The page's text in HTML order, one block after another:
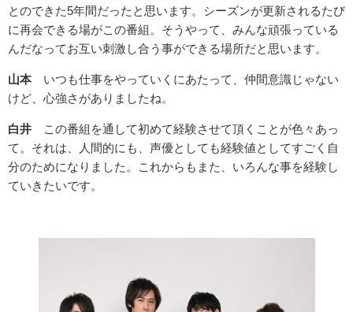
とのできた5年間だったと思います。シーズンが更新されるたび
に再会できる場がこの番組。そうやって、みんな頑張っている
んだなってお互い刺激し合う事ができる場所だと思います。
山本いつも仕事をやっていくにあたって、仲間意識じゃない
けど、心強さがありましたね。
白井 この番組を通して初めて経験させて頂くことが色々あっ
て。それは、人間的にも、声優としても経験値としてすごく自
分のためになりました。これからもまた、いろんな事を経験し
ていきたいです。